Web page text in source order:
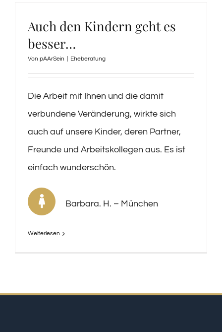
Auch den Kindern geht es
besser…
Von pAArSein Eheberatung
Die Arbeit mit Ihnen und die damit
verbundene Veränderung, wirkte sich
auch auf unsere Kinder, deren Partner,
Freunde und Arbeitskollegen aus. Es ist
einfach wunderschön.
Barbara. H. – München
Weiterlesen